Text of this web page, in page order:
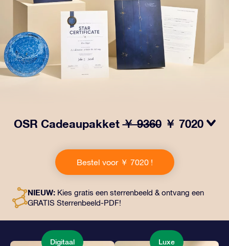
OSR Cadeaupakket￥ 9360 ￥ 7020
cadeau bevat een prachtige envelop en
gepersonaliseerde documenten die naar een adres
naar keuze worden verzonden, evenals digitale
een magische manier om een blijvend cadeau te geven
aan vrienden en dierbaren.
Bestel voor ￥ 7020 !
NIEUW: Kies gratis een sterrenbeeld & ontvang een
GRATIS Sterrenbeeld-PDF!
Digitaal Luxe